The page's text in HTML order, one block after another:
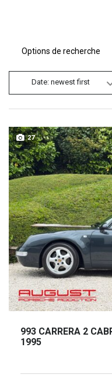
Options de recherche
Date: newest first
27
993 CARRERA 2
1995